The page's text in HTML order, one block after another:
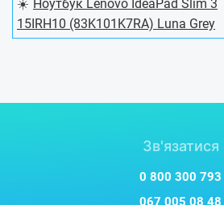
☀️ Ноутбук Lenovo IdeaPad Slim 3
15IRH10 (83K101K7RA) Luna Grey
Зв'язатися
0 800 300 793
067 005 08 48